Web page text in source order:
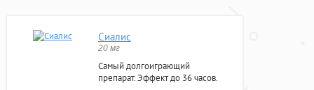
Сиалис
20 мг
Самый долгоиграющий
препарат. Эффект до 36 часов.